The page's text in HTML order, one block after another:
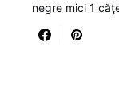
negre mici 1